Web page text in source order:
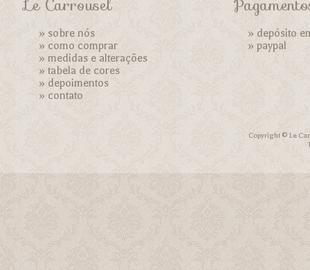
Le Carrousel
» sobre nós
»como comprar
»medidas e alterações
»tabela de cores
»depoimentos
»contato
» depósito
»paypal
Copyright © Le